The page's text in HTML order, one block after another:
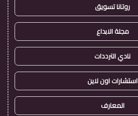
روتانا تسويق
مجلة الابداع
نادي الترددات
استشارات اون لاين
المعارف